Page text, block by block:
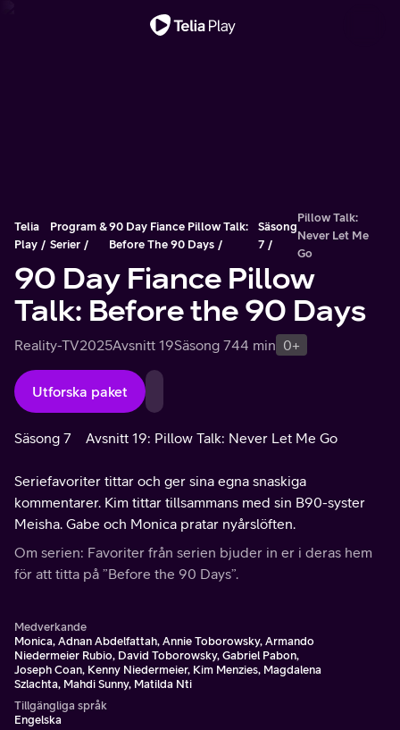
Telia
Play
Program &
Serier
90 Day Fiance Pillow Talk:
Before The 90 Days
Säsong
7
Pillow Talk:
Never Let Me
Go
90 Day Fiance Pillow
Talk: Before the 90 Days
Reality-TV2025Avsnitt 19Säsong 744 min 0+
Utforska paket
Säsong 7 Avsnitt 19: Pillow Talk: Never Let Me Go
Seriefavoriter tittar och ger sina egna snaskiga
kommentarer. Kim tittar tillsammans med sin B90-syster
Meisha. Gabe och Monica pratar nyårslöften.
Om serien: Favoriter från serien bjuder in er i deras hem
för att titta på ”Before the 90 Days”.
Medverkande
Monica, Adnan Abdelfattah, Annie Toborowsky, Armando
Niedermeier Rubio, David Toborowsky, Gabriel Pabon,
Joseph Coan, Kenny Niedermeier, Kim Menzies, Magdalena
Szlachta, Mahdi Sunny, Matilda Nti
Tillgängliga språk
Engelska